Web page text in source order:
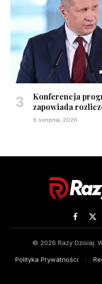
Konferencja
zapowiada
6 sierpnia, 2026
X
© 2026 Razy Dzisiaj.
Polityka Prywatności